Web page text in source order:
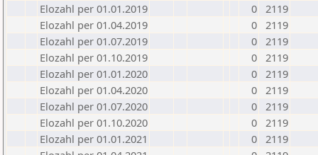
Elozahl per 01.01.2019
0 2119
Elozahl per 01.04.2019
0 2119
Elozahl per 01.07.2019
0 2119
Elozahl per 01.10.2019
0 2119
Elozahl per 01.01.2020
0 2119
Elozahl per 01.04.2020
0 2119
Elozahl per 01.07.2020
0 2119
Elozahl per 01.10.2020
0 2119
Elozahl per 01.01.2021
0 2119